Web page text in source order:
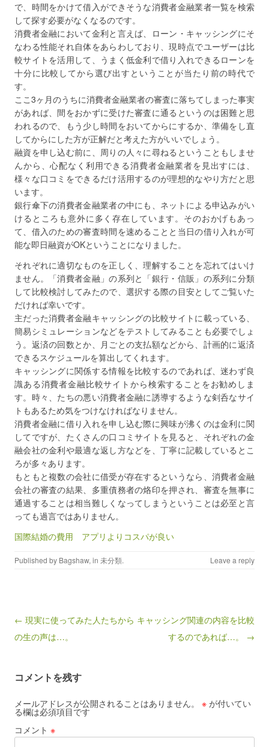
で、時間をかけて借入ができそうな消費者金融業者一覧を検索
して探す必要がなくなるのです。
消費者金融において金利と言えば、ローン・キャッシングにそ
なわる性能それ自体をあらわしており、現時点でユーザーは比
較サイトを活用して、うまく低金利で借り入れできるローンを
十分に比較してから選び出すということが当たり前の時代で
す。
ここ3ヶ月のうちに消費者金融業者の審査に落ちてしまった事実
があれば、間をおかずに受けた審査に通るというのは困難と思
われるので、もう少し時間をおいてからにするか、準備をし直
してからにした方が正解だと考えた方がいいでしょう。
融資を申し込む前に、周りの人々に尋ねるということもしませ
んから、心配なく利用できる消費者金融業者を見出すには、
様々な口コミをできるだけ活用するのが理想的なやり方だと思
います。
銀行傘下の消費者金融業者の中にも、ネットによる申込みがい
けるところも意外に多く存在しています。そのおかげもあっ
て、借入のための審査時間を速めることと当日の借り入れが可
能な即日融資がOKということになりました。
それぞれに適切なものを正しく、理解することを忘れてはいけ
ません。「消費者金融」の系列と「銀行・信販」の系列に分類
して比較検討してみたので、選択する際の目安としてご覧いた
だければ幸いです。
主だった消費者金融キャッシングの比較サイトに載っている、
簡易シミュレーションなどをテストしてみることも必要でしょ
う。返済の回数とか、月ごとの支払額などから、計画的に返済
できるスケジュールを算出してくれます。
キャッシングに関係する情報を比較するのであれば、迷わず良
識ある消費者金融比較サイトから検索することをお勧めしま
す。時々、たちの悪い消費者金融に誘導するような剣呑なサイ
トもあるため気をつけなければなりません。
消費者金融に借り入れを申し込む際に興味が沸くのは金利に関
してですが、たくさんの口コミサイトを見ると、それぞれの金
融会社の金利や最適な返し方などを、丁寧に記載しているとこ
ろが多々あります。
もともと複数の会社に借受が存在するというなら、消費者金融
会社の審査の結果、多重債務者の烙印を押され、審査を無事に
通過することは相当難しくなってしまうということは必至と言
っても過言ではありません。
国際結婚の費用 アプリよりコスパが良い
Published by Bagshaw, in 未分類. Leave a reply
Post navigation
← 現実に使ってみた人たちから
の生の声は…。
キャッシング関連の内容を比較
するのであれば…。 →
コメントを残す
メールアドレスが公開されることはありません。 ※ が付いてい
る欄は必須項目です
コメント ※